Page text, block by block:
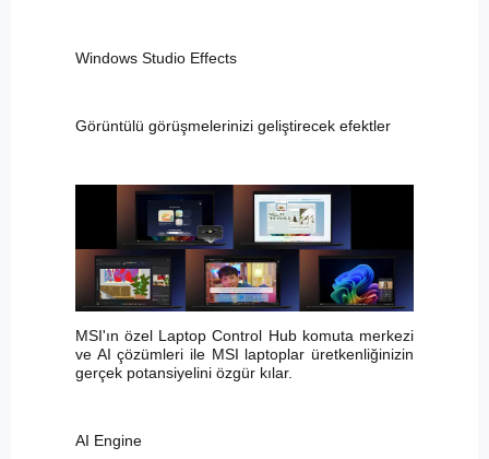
Windows Studio Effects
Görüntülü görüşmelerinizi geliştirecek efektler
MSI'ın özel Laptop Control Hub komuta merkezi
ve AI çözümleri ile MSI laptoplar üretkenliğinizin
gerçek potansiyelini özgür kılar.
AI Engine